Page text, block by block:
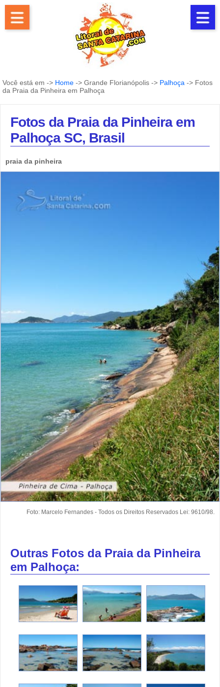
Você está em -> Home -> Grande Florianópolis -> Palhoça -> Fotos
da Praia da Pinheira em Palhoça
Fotos da Praia da Pinheira em
Palhoça SC, Brasil
praia da pinheira
Foto: Marcelo Fernandes - Todos os Direitos Reservados Lei: 9610/98.
Outras Fotos da Praia da Pinheira
em Palhoça: